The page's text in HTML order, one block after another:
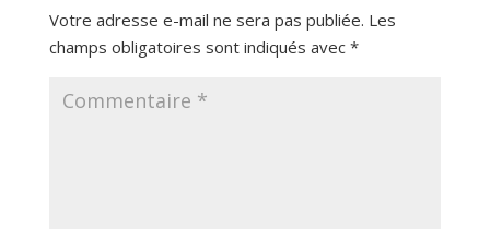
Votre adresse e-mail ne sera pas publiée. Les
champs obligatoires sont indiqués avec *